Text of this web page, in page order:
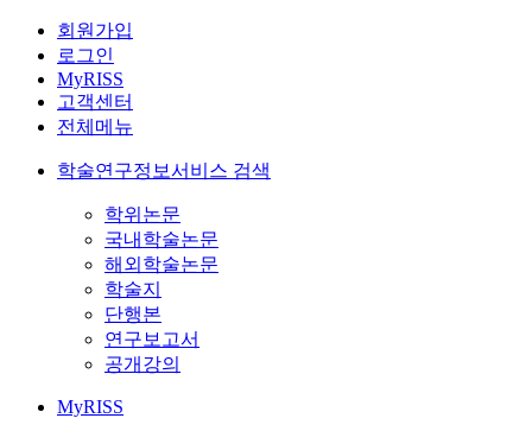
회원가입
로그인
MyRISS
고객센터
전체메뉴
학술연구정보서비스 검색
학위논문
국내학술논문
해외학술논문
학술지
단행본
연구보고서
공개강의
MyRISS